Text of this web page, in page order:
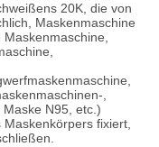
20K, die von
Maskenmaschine
,
N95, etc.)
fixiert,